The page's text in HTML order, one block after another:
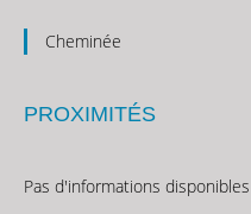
Cheminée
PROXIMITÉS
Pas d'informations disponibles